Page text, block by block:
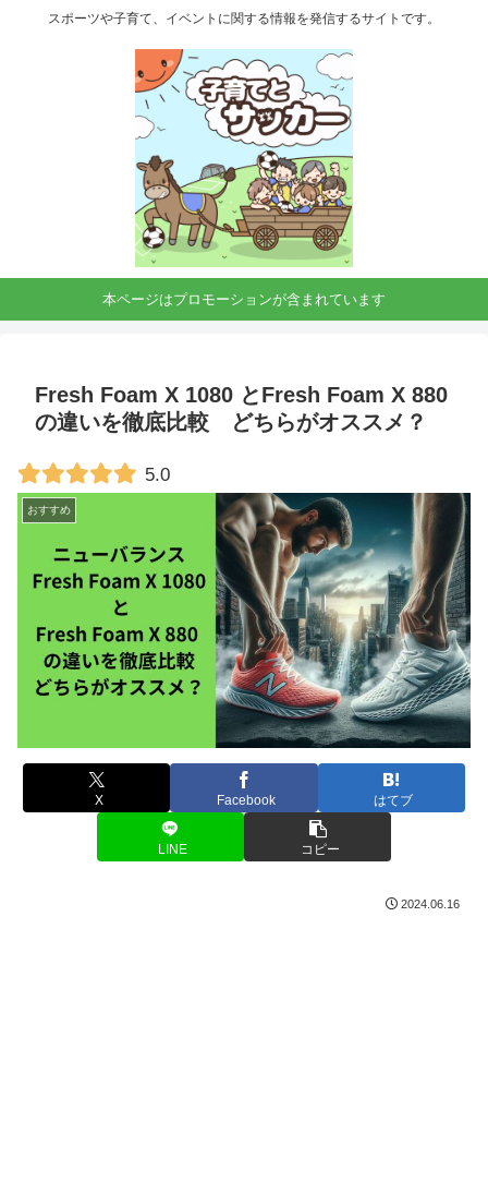
スポーツや子育て、イベントに関する情報を発信するサイトです。
本ページはプロモーションが含まれています
Fresh Foam X 1080 とFresh Foam X 880
の違いを徹底比較 どちらがオススメ？
5.0
おすすめ
X Facebook はてブ
LINE コピー
2024.06.16